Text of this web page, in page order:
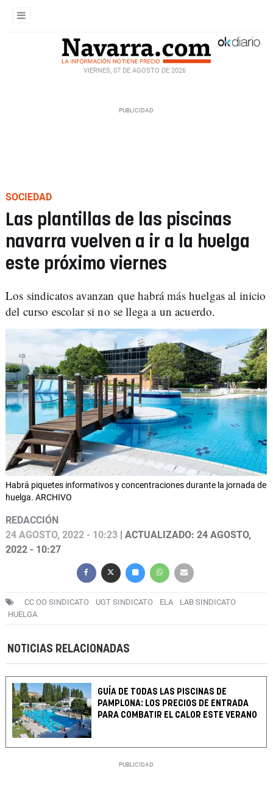
VIERNES, 07 DE AGOSTO DE 2026
SOCIEDAD
Las plantillas de las piscinas
navarra vuelven a ir a la huelga
este próximo viernes
Los sindicatos avanzan que habrá más huelgas al inicio
del curso escolar si no se llega a un acuerdo.
Habrá piquetes informativos y concentraciones durante la jornada de
huelga. ARCHIVO
REDACCIÓN
24 AGOSTO, 2022 - 10:23 | ACTUALIZADO: 24 AGOSTO,
2022 - 10:27
CC OO SINDICATO UGT SINDICATO ELA
LAB SINDICATO
HUELGA
NOTICIAS RELACIONADAS
GUÍA DE TODAS LAS PISCINAS DE
PAMPLONA: LOS PRECIOS DE ENTRADA
PARA COMBATIR EL CALOR ESTE VERANO